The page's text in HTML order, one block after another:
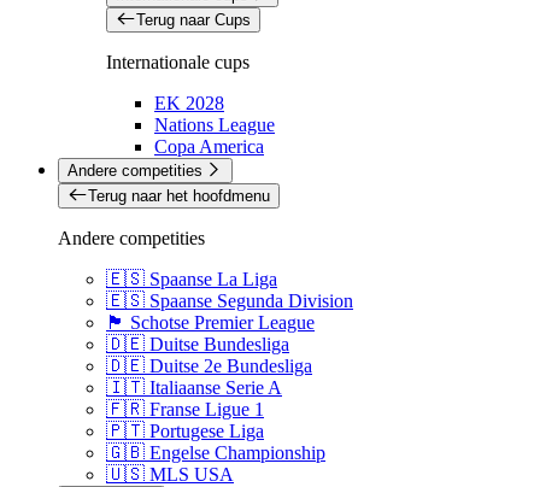
Terug naar Cups
Internationale cups
EK 2028
Nations League
Copa America
Andere competities
Terug naar het hoofdmenu
Andere competities
🇪🇸 Spaanse La Liga
🇪🇸 Spaanse Segunda Division
🏴󠁧󠁢󠁳󠁣󠁴󠁿 Schotse Premier League
🇩🇪 Duitse Bundesliga
🇩🇪 Duitse 2e Bundesliga
🇮🇹 Italiaanse Serie A
🇫🇷 Franse Ligue 1
🇵🇹 Portugese Liga
🇬🇧 Engelse Championship
🇺🇸 MLS USA